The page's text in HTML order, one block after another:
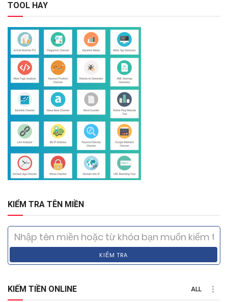
TOOL HAY
KIỂM TRA TÊN MIỀN
KIỂM TRA
KIẾM TIỀN ONLINE ALL